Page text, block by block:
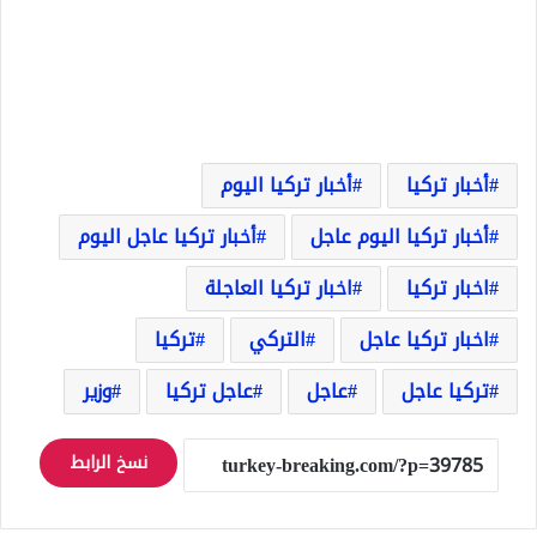
أخبار تركيا
أخبار تركيا اليوم
أخبار تركيا اليوم عاجل
أخبار تركيا عاجل اليوم
اخبار تركيا
اخبار تركيا العاجلة
اخبار تركيا عاجل
التركي
تركيا
تركيا عاجل
عاجل عاجل تركيا وزير
نسخ الرابط